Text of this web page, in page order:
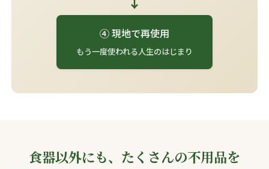
④ 現地で再使用
もう一度使われる人生のはじまり
食器以外にも、たくさんの不用品を